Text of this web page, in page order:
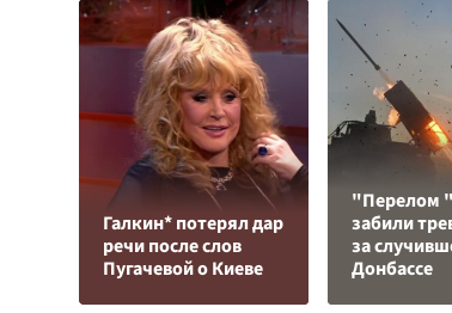
Галкин* потерял дар
речи после слов
Пугачевой о Киеве
"Перелом
забили
за
Донбассе